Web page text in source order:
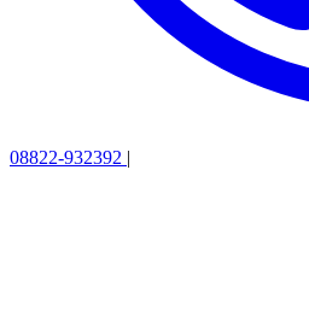
08822-932392 |